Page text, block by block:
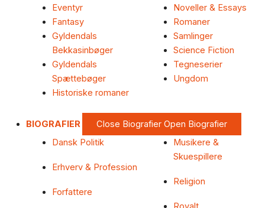
Eventyr
Fantasy
Gyldendals
Bekkasinbøger
Gyldendals
Spættebøger
Historiske romaner
Noveller & Essays
Romaner
Samlinger
Science Fiction
Tegneserier
Ungdom
BIOGRAFIER Close Biografier Open Biografier
Dansk Politik
Erhverv & Profession
Forfattere
Musikere &
Skuespillere
Religion